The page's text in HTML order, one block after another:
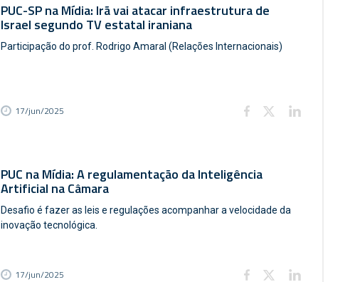
PUC-SP na Mídia: Irã vai atacar infraestrutura de
Israel segundo TV estatal iraniana
Participação do prof. Rodrigo Amaral (Relações Internacionais)
17/jun/2025
PUC na Mídia: A regulamentação da Inteligência
Artificial na Câmara
Desafio é fazer as leis e regulações acompanhar a velocidade da
inovação tecnológica.
17/jun/2025